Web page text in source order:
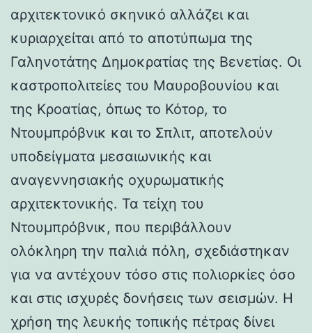
αρχιτεκτονικό σκηνικό αλλάζει και
κυριαρχείται από το αποτύπωμα της
Γαληνοτάτης Δημοκρατίας της Βενετίας. Οι
καστροπολιτείες του Μαυροβουνίου και
της Κροατίας, όπως το Κότορ, το
Ντουμπρόβνικ και το Σπλιτ, αποτελούν
υποδείγματα μεσαιωνικής και
αναγεννησιακής οχυρωματικής
αρχιτεκτονικής. Τα τείχη του
Ντουμπρόβνικ, που περιβάλλουν
ολόκληρη την παλιά πόλη, σχεδιάστηκαν
για να αντέχουν τόσο στις πολιορκίες όσο
και στις ισχυρές δονήσεις των σεισμών. Η
χρήση της λευκής τοπικής πέτρας δίνει